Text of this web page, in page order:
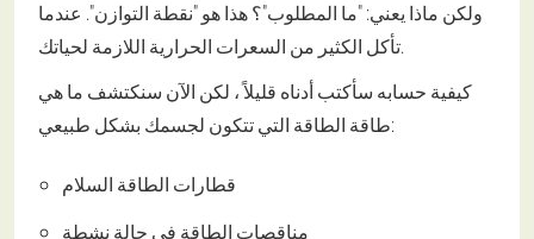
ولكن ماذا يعني: "ما المطلوب"؟ هذا هو "نقطة التوازن". عندما
تأكل الكثير من السعرات الحرارية اللازمة لحياتك.
كيفية حسابه سأكتب أدناه قليلاً ، لكن الآن سنكتشف ما هي
طاقة الطاقة التي تتكون لجسمك بشكل طبيعي:
قطارات الطاقة السلام
مناقصات الطاقة في حالة نشطة